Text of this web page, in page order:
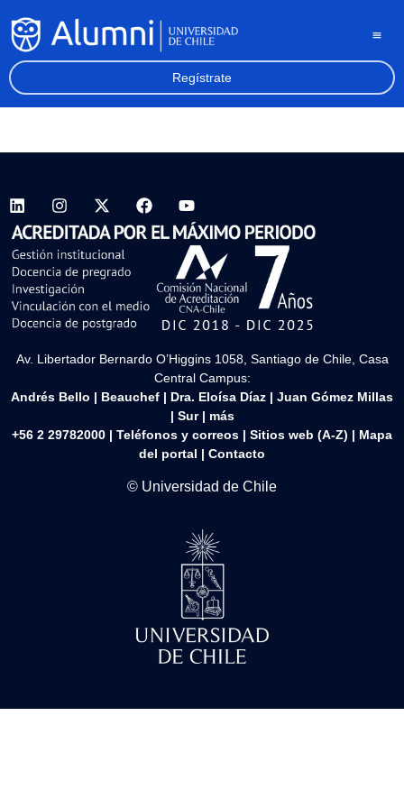
Regístrate
Av. Libertador Bernardo O’Higgins 1058, Santiago de Chile, Casa
Central Campus:
Andrés Bello | Beauchef | Dra. Eloísa Díaz | Juan Gómez Millas
| Sur| más
+56 2 29782000 | Teléfonos y correos | Sitios web (A-Z) | Mapa
del portal | Contacto
© Universidad de Chile